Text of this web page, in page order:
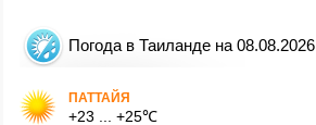
Погода в Таиланде на 08.08.2026
ПАТТАЙЯ
+23 ... +25℃